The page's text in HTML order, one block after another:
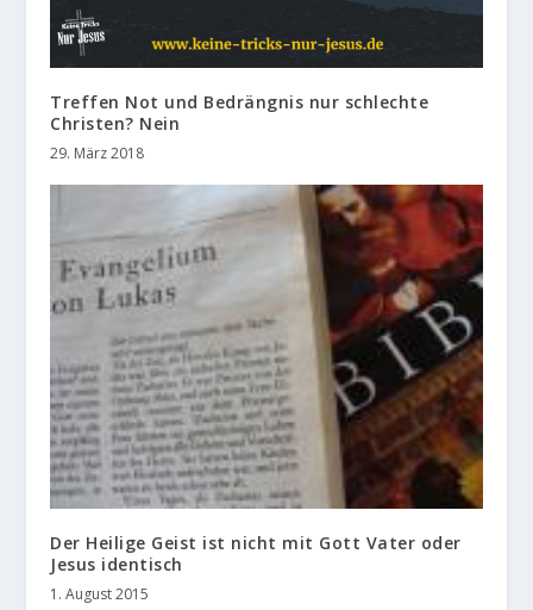
Treffen Not und Bedrängnis nur schlechte
Christen? Nein
29. März 2018
Der Heilige Geist ist nicht mit Gott Vater oder
Jesus identisch
1. August 2015